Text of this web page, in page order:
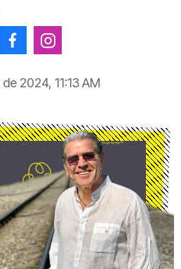
@placido.garza
2024, 11:13 AM